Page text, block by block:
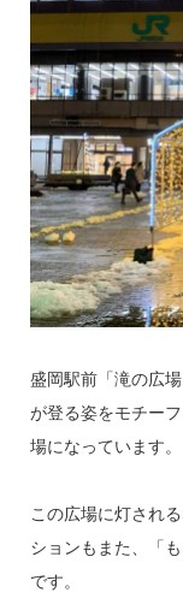
盛岡駅前「滝の広
が登る姿をモチー
場になっています。
この広場に灯され
ションもまた、「
です。